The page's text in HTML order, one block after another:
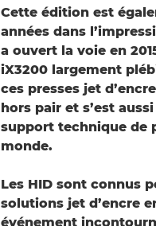
Cette édition est
années dans
a ouvert la voie en
iX3200 largement
ces presses jet
hors pair et s’est
support technique de
monde.
Les HID sont connus
solutions jet d’encre
événement